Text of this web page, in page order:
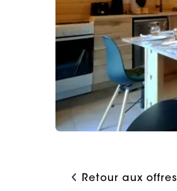
Retour aux offres